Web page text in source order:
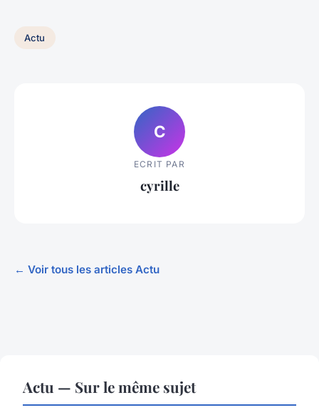
Actu
C
ECRIT PAR
cyrille
← Voir tous les articles Actu
Actu — Sur le même sujet